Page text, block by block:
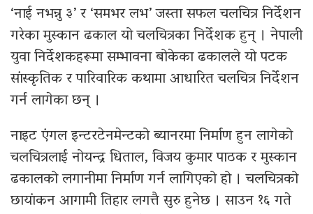
‘नाई नभन्नु ३’ र ‘समभर लभ’ जस्ता सफल चलचित्र निर्देशन
गरेका मुस्कान ढकाल यो चलचित्रका निर्देशक हुन् । नेपाली
युवा निर्देशकहरूमा सम्भावना बोकेका ढकालले यो पटक
सांस्कृतिक र पारिवारिक कथामा आधारित चलचित्र निर्देशन
गर्न लागेका छन् ।
नाइट एंगल इन्टरटेनमेन्टको ब्यानरमा निर्माण हुन लागेको
चलचित्रलाई नोयन्द्र धिताल, विजय कुमार पाठक र मुस्कान
ढकालको लगानीमा निर्माण गर्न लागिएको हो । चलचित्रको
छायांकन आगामी तिहार लगत्तै सुरु हुनेछ । साउन १६ गते